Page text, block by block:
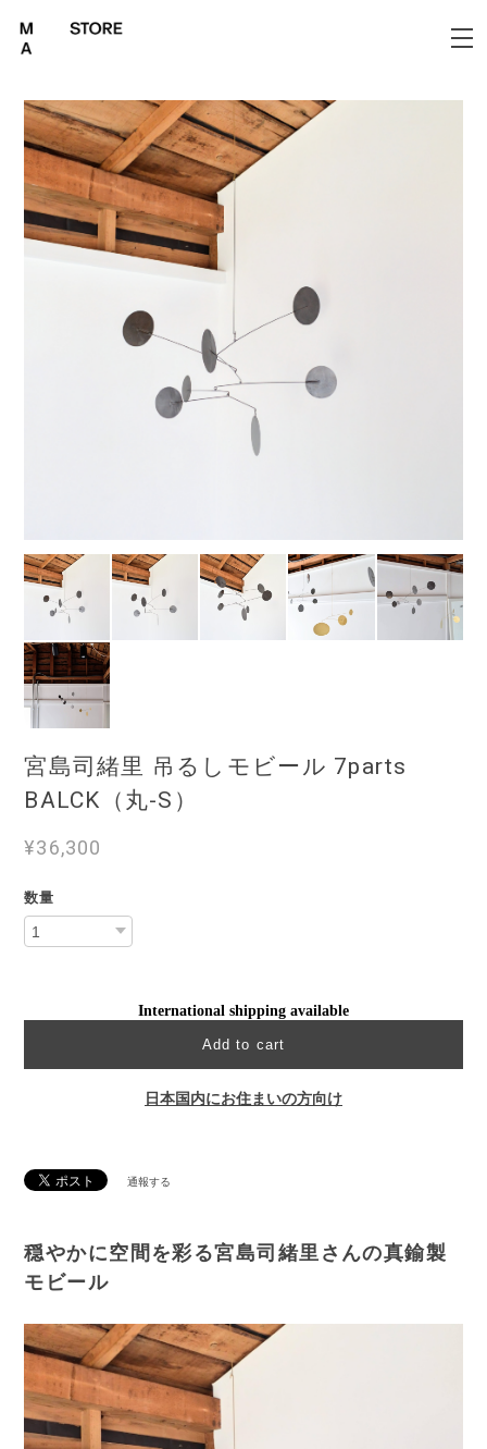
宮島司緒里 吊るしモビール 7parts
BALCK（丸-S）
¥36,300
数量
International shipping available
Add to cart
日本国内にお住まいの方向け
通報する
穏やかに空間を彩る宮島司緒里さんの真鍮製
モビール